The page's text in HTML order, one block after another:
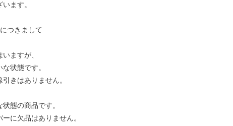
ます。
つきまして
ますが、
状態です。
きはありません。
態の商品です。
に欠品はありません。